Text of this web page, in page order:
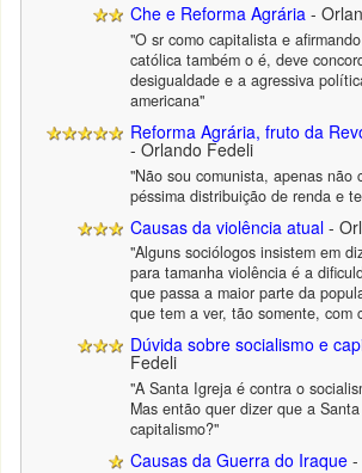
Che e Reforma Agrária -
"O sr como capitalista e
católica também o é, deve
desigualdade e a agressiva
americana"
Reforma Agrária, fruto da
- Orlando Fedeli
"Não sou comunista, apenas não
péssima distribuição de renda e
Causas da violência atual -
"Alguns sociólogos insistem em
para tamanha violência é a
que passa a maior parte da
que tem a ver, tão somente, com
Dúvida sobre socialismo e
Fedeli
"A Santa Igreja é contra o
Mas então quer dizer que a
capitalismo?"
Causas da Guerra do Iraque -